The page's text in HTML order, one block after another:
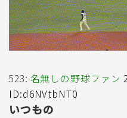
523: 名無しの野球ファン
ID:d6NVtbNT0
いつもの